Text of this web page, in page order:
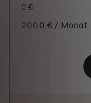
0 €
2000 € / Monat